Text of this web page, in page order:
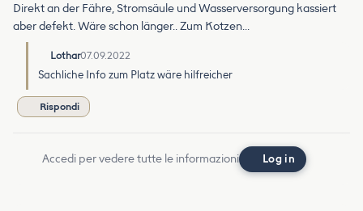
Direkt an der Fähre, Stromsäule und Wasserversorgung kassiert
aber defekt. Wäre schon länger.. Zum Kotzen...
Lothar07.09.2022
Sachliche Info zum Platz wäre hilfreicher
Rispondi
Accedi per vedere tutte le informazioni Log in